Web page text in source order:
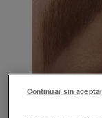
Continuar sin aceptar